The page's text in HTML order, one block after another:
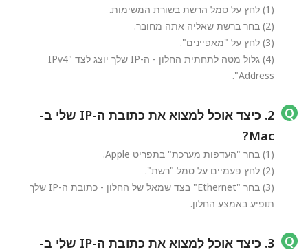
(1) לחץ על סמל הרשת בשורת המשימות.
(2) בחר ברשת שאליה אתה מחובר.
(3) לחץ על "מאפיינים".
(4) גלול מטה לתחתית החלון - ה-IP שלך יוצג לצד "IPv4
Address".
2. כיצד אוכל למצוא את כתובת ה-IP שלי ב-
Mac?
(1) בחר "העדפות מערכת" בתפריט Apple.
(2) לחץ פעמיים על סמל "רשת".
(3) בחר "Ethernet" בצד שמאל של החלון - כתובת ה-IP שלך
תופיע באמצע החלון.
3. כיצד אוכל למצוא את כתובת ה-IP שלי ב-